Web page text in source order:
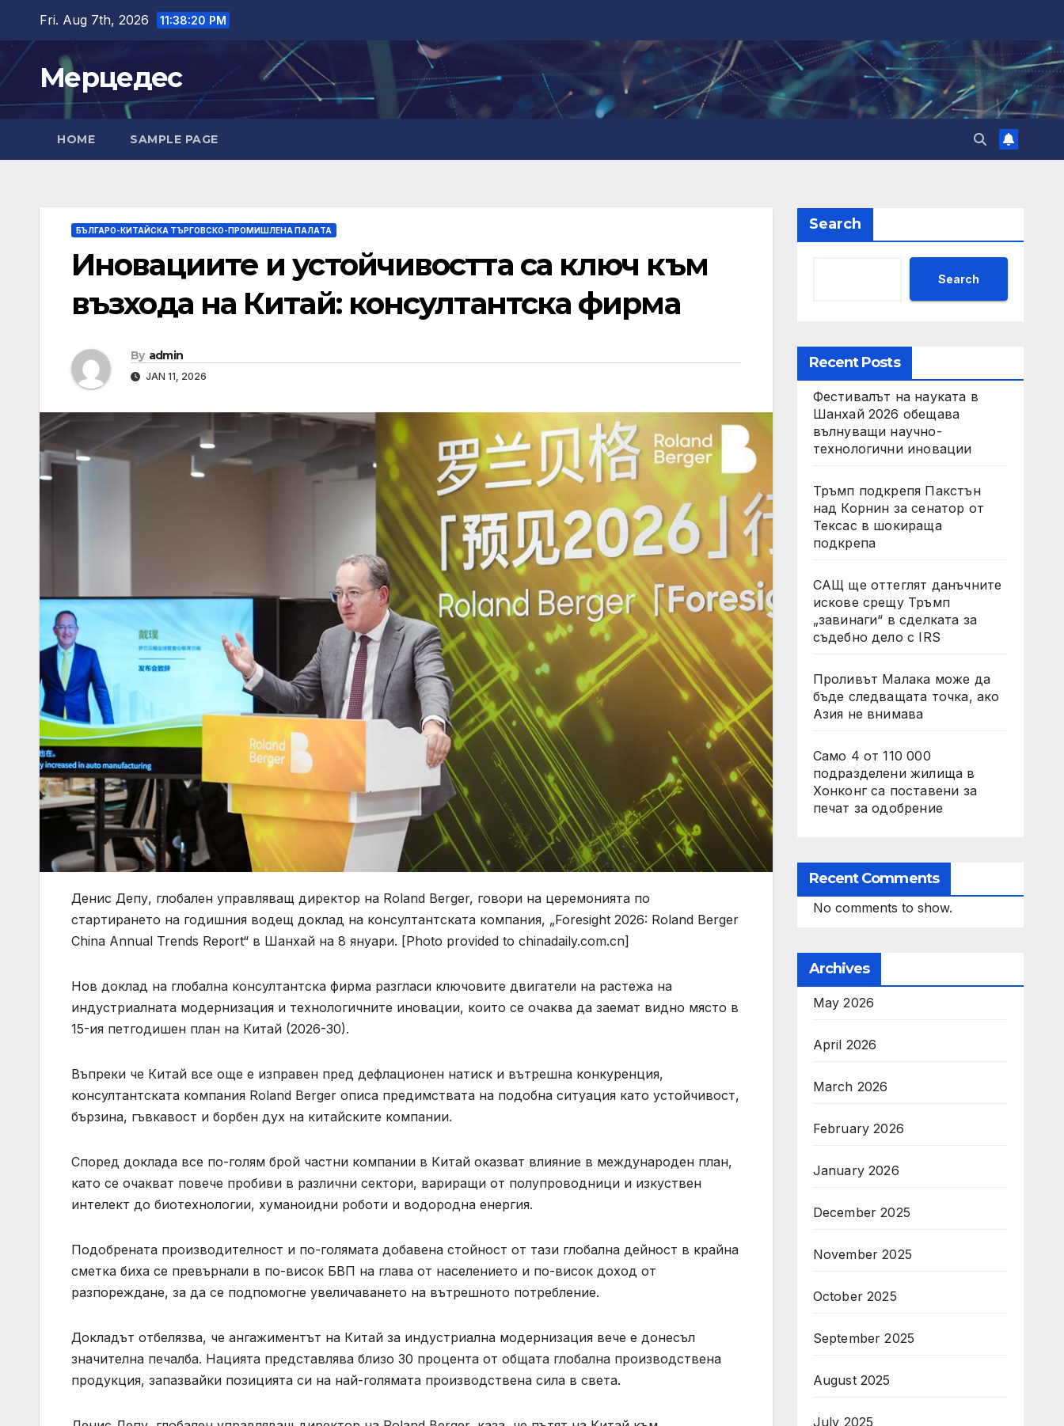
content
Fri. Aug 7th, 2026 11:38:21 PM
Мерцедес
HOME SAMPLE PAGE
БЪЛГАРО-КИТАЙСКА ТЪРГОВСКО-ПРОМИШЛЕНА ПАЛAТА
Иновациите и устойчивостта са ключ към
възхода на Китай: консултантска фирма
By admin
JAN 11, 2026
Денис Депу, глобален управляващ директор на Roland Berger, говори на церемонията по
стартирането на годишния водещ доклад на консултантската компания, „Foresight 2026: Roland Berger
China Annual Trends Report“ в Шанхай на 8 януари. [Photo provided to chinadaily.com.cn]
Нов доклад на глобална консултантска фирма разгласи ключовите двигатели на растежа на
индустриалната модернизация и технологичните иновации, които се очаква да заемат видно място в
15-ия петгодишен план на Китай (2026-30).
Въпреки че Китай все още е изправен пред дефлационен натиск и вътрешна конкуренция,
консултантската компания Roland Berger описа предимствата на подобна ситуация като устойчивост,
бързина, гъвкавост и борбен дух на китайските компании.
Според доклада все по-голям брой частни компании в Китай оказват влияние в международен план,
като се очакват повече пробиви в различни сектори, вариращи от полупроводници и изкуствен
интелект до биотехнологии, хуманоидни роботи и водородна енергия.
Подобрената производителност и по-голямата добавена стойност от тази глобална дейност в крайна
сметка биха се превърнали в по-висок БВП на глава от населението и по-висок доход от
разпореждане, за да се подпомогне увеличаването на вътрешното потребление.
Докладът отбелязва, че ангажиментът на Китай за индустриална модернизация вече е донесъл
значителна печалба. Нацията представлява близо 30 процента от общата глобална производствена
продукция, запазвайки позицията си на най-голямата производствена сила в света.
Search
Search
Recent Posts
Фестивалът на науката в
Шанхай 2026 обещава
вълнуващи научно-
технологични иновации
Тръмп подкрепя Пакстън
над Корнин за сенатор от
Тексас в шокираща
подкрепа
САЩ ще оттеглят данъчните
искове срещу Тръмп
„завинаги“ в сделката за
съдебно дело с IRS
Проливът Малака може да
бъде следващата точка, ако
Азия не внимава
Само 4 от 110 000
подразделени жилища в
Хонконг са поставени за
печат за одобрение
Recent Comments
No comments to show.
Archives
May 2026
April 2026
March 2026
February 2026
January 2026
December 2025
November 2025
October 2025
September 2025
August 2025
July 2025